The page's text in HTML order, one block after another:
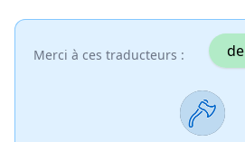
Merci à ces traducteurs : de